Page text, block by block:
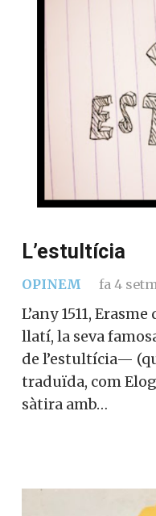
L’estultícia
OPINEM fa 4
L’any 1511,
llatí, la seva
de l’estultícia—
traduïda, com
sàtira amb…